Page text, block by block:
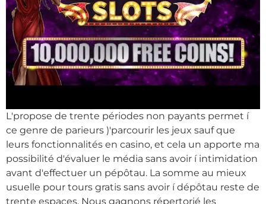
L'propose de trente périodes non payants permet í
ce genre de parieurs )'parcourir les jeux sauf que
leurs fonctionnalités en casino, et cela un apporte ma
possibilité d'évaluer le média sans avoir í intimidation
avant d'effectuer un pépôtau. La somme au mieux
usuelle pour tours gratis sans avoir í dépôtau reste de
trente espaces. Nous gagnons répertorié les